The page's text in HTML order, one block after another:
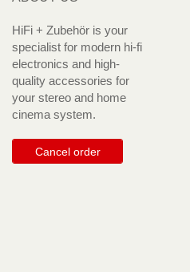
HiFi + Zubehör is your
specialist for modern hi-fi
electronics and high-
quality accessories for
your stereo and home
cinema system.
Cancel order